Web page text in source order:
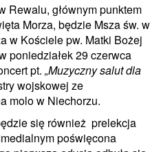
Rewalu, głównym punktem
Morza, będzie Msza św. w
w Kościele pw. Matki Bożej
poniedziałek 29 czerwca
pt. „Muzyczny salut dla
wojskowej ze
molo w Niechorzu.
się również prelekcja
poświęcona